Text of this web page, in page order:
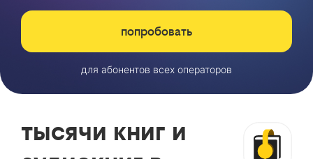
попробовать
для абонентов всех операторов
тысячи книг и